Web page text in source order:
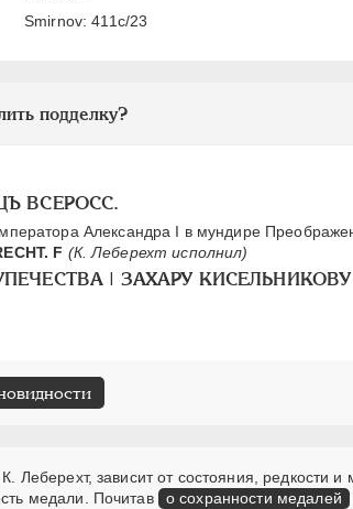
Smirnov: 411c/23
подделку?
ВСЕРОСС.
Александра I в мундире
F (К. Леберехт исполнил)
| ЗАХАРУ
зависит от состояния, редкости и
медали. Почитав
о сохранности медалей